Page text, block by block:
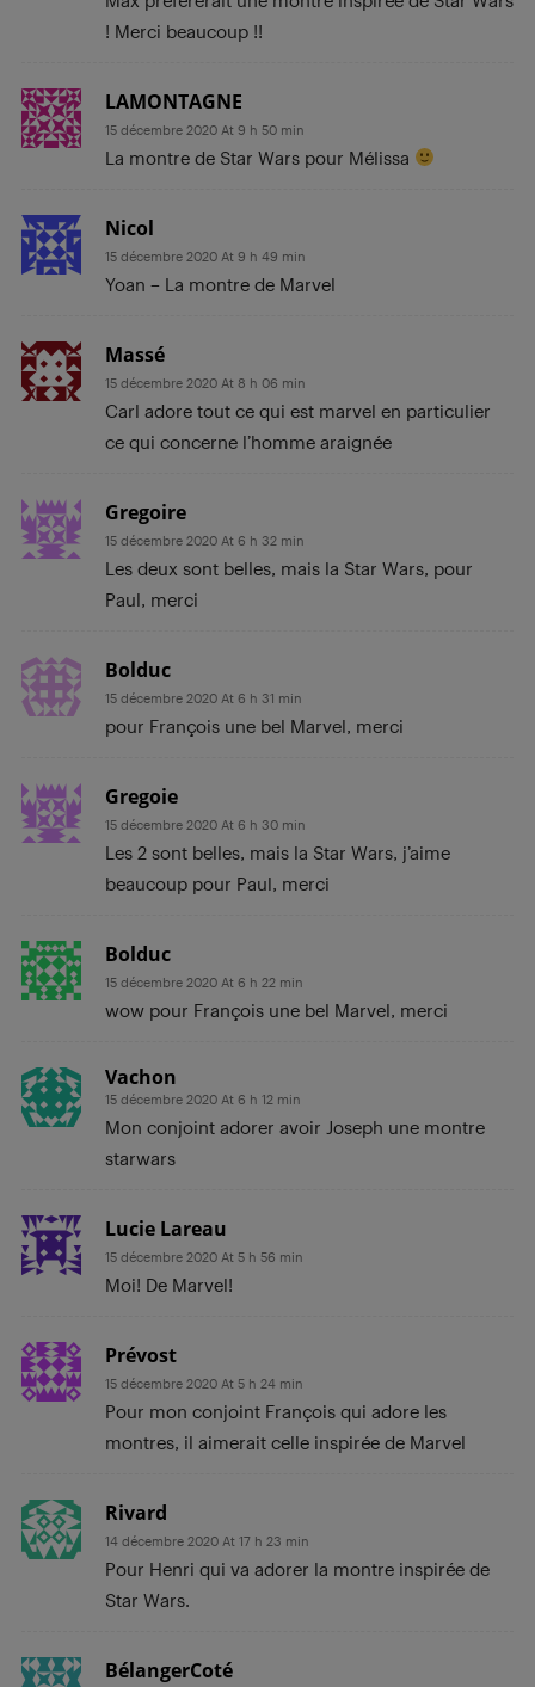
! Merci beaucoup !!
LAMONTAGNE
15 décembre 2020 At 9 h 50 min
La montre de Star Wars pour Mélissa
Nicol
15 décembre 2020 At 9 h 49 min
Yoan – La montre de Marvel
Massé
15 décembre 2020 At 8 h 06 min
Carl adore tout ce qui est marvel en particulier
ce qui concerne l’homme araignée
Gregoire
15 décembre 2020 At 6 h 32 min
Les deux sont belles, mais la Star Wars, pour
Paul, merci
Bolduc
15 décembre 2020 At 6 h 31 min
pour François une bel Marvel, merci
Gregoie
15 décembre 2020 At 6 h 30 min
Les 2 sont belles, mais la Star Wars, j’aime
beaucoup pour Paul, merci
Bolduc
15 décembre 2020 At 6 h 22 min
wow pour François une bel Marvel, merci
Vachon
15 décembre 2020 At 6 h 12 min
Mon conjoint adorer avoir Joseph une montre
starwars
Lucie Lareau
15 décembre 2020 At 5 h 56 min
Moi! De Marvel!
Prévost
15 décembre 2020 At 5 h 24 min
Pour mon conjoint François qui adore les
montres, il aimerait celle inspirée de Marvel
Rivard
14 décembre 2020 At 17 h 23 min
Pour Henri qui va adorer la montre inspirée de
Star Wars.
BélangerCoté